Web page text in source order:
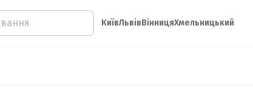
КиївЛьвівВінницяХмельницький